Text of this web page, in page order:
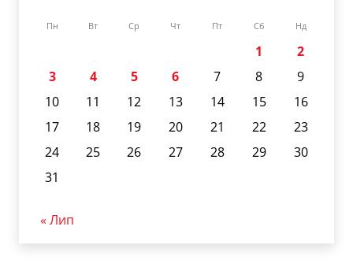
Пн Вт Ср Чт Пт Сб Нд
1
2
3
4 5 6 7 8
9
10
11 12 13 14 15
16
17
18 19 20 21 22
23
24
25 26 27 28 29
30
31
« Лип